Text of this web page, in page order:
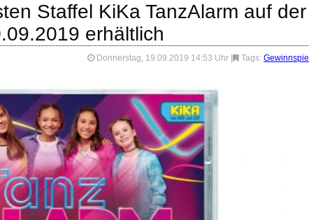
Staffel KiKa TanzAlarm auf der
erhältlich
Donnerstag, 19.09.2019 14:53 Uhr Tags: Gewinnspiel